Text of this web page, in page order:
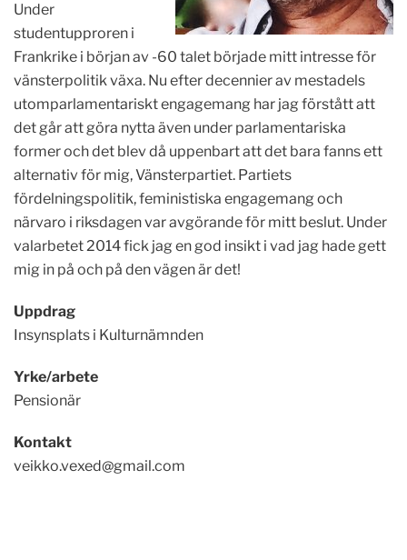
Under
studentupproren i
Frankrike i början av -60 talet började mitt intresse för
vänsterpolitik växa. Nu efter decennier av mestadels
utomparlamentariskt engagemang har jag förstått att
det går att göra nytta även under parlamentariska
former och det blev då uppenbart att det bara fanns ett
alternativ för mig, Vänsterpartiet. Partiets
fördelningspolitik, feministiska engagemang och
närvaro i riksdagen var avgörande för mitt beslut. Under
valarbetet 2014 fick jag en god insikt i vad jag hade gett
mig in på och på den vägen är det!
Uppdrag
Insynsplats i Kulturnämnden
Yrke/arbete
Pensionär
Kontakt
veikko.vexed@gmail.com